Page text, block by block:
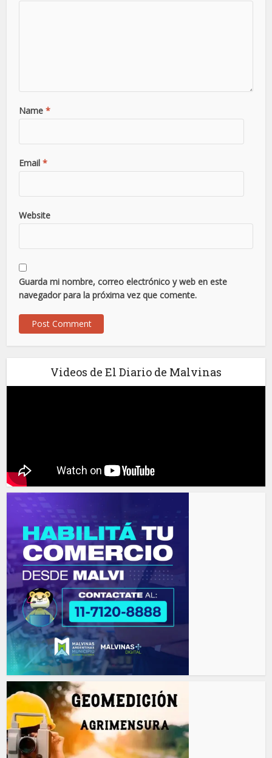
Name *
Email *
Website
Guarda mi nombre, correo electrónico y web en este
navegador para la próxima vez que comente.
Videos de El Diario de Malvinas